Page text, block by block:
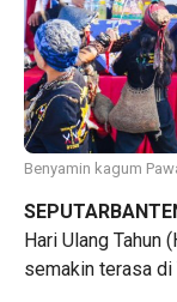
Benyamin kagum
Hari Ulang Tahun
semakin terasa di